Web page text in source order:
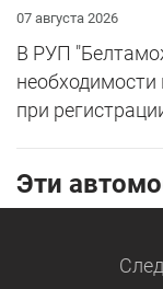
07 августа 2026
В РУП
при
Эти